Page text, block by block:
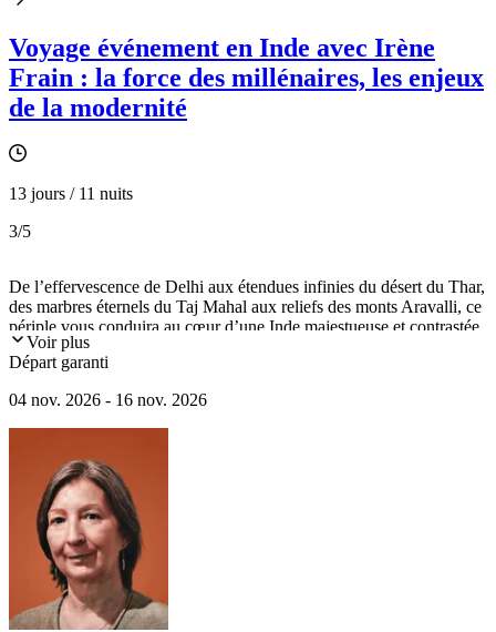
Voyage événement en Inde avec Irène
Frain : la force des millénaires, les enjeux
de la modernité
13 jours / 11 nuits
3/5
De l’effervescence de Delhi aux étendues infinies du désert du Thar,
des marbres éternels du Taj Mahal aux reliefs des monts Aravalli, ce
périple vous conduira au cœur d’une Inde majestueuse et contrastée.
Vous traverserez les cités emblématiques du Rajasthan : Jaipur la
rose, Jodhpur la bleue, Jaisalmer la dorée surgissant des sables, sans
entre rêve et réalité en compagnie de l'écrivaine Irène Frain.
Voir plus
Départ garanti
04 nov. 2026 - 16 nov. 2026